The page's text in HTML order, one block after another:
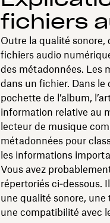
fichiers
Outre la qualité
fichiers audio
des métadonnées. Les
dans un fichier. Dans le
pochette de l’album,
information relative au
lecteur de musique
métadonnées pour
les informations
Vous avez
répertoriés ci‑dessous.
une qualité sonore,
une compatibilité avec